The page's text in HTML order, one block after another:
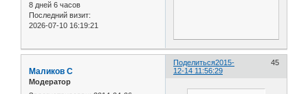
8 дней 6 часов
Последний визит:
2026-07-10 16:19:21
Поделиться 45
2015-
12-14 11:56:29
Маликов С
Модератор